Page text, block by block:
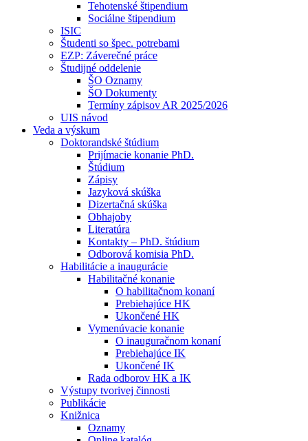
Tehotenské štipendium
Sociálne štipendium
ISIC
Študenti so špec. potrebami
EZP: Záverečné práce
Študijné oddelenie
ŠO Oznamy
ŠO Dokumenty
Termíny zápisov AR 2025/2026
UIS návod
Veda a výskum
Doktorandské štúdium
Prijímacie konanie PhD.
Štúdium
Zápisy
Jazyková skúška
Dizertačná skúška
Obhajoby
Literatúra
Kontakty – PhD. štúdium
Odborová komisia PhD.
Habilitácie a inaugurácie
Habilitačné konanie
O habilitačnom konaní
Prebiehajúce HK
Ukončené HK
Vymenúvacie konanie
O inauguračnom konaní
Prebiehajúce IK
Ukončené IK
Rada odborov HK a IK
Výstupy tvorivej činnosti
Publikácie
Knižnica
Oznamy